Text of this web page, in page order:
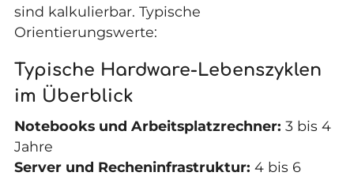
sind kalkulierbar. Typische
Orientierungswerte:
Typische Hardware-Lebenszyklen
im Überblick
Notebooks und Arbeitsplatzrechner: 3 bis 4
Jahre
Server und Recheninfrastruktur: 4 bis 6